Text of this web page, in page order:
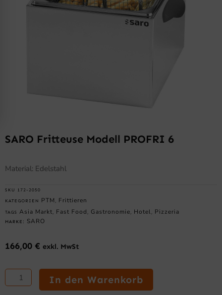
SARO Fritteuse Modell PROFRI 6
Material: Edelstahl
SKU 172-2050
KATEGORIEN PTM , Frittieren
TAGS Asia Markt , Fast Food , Gastronomie , Hotel , Pizzeria
MARKE: SARO
166,00 € exkl. MwSt
SARO
Fritteuse
Modell
In den Warenkorb